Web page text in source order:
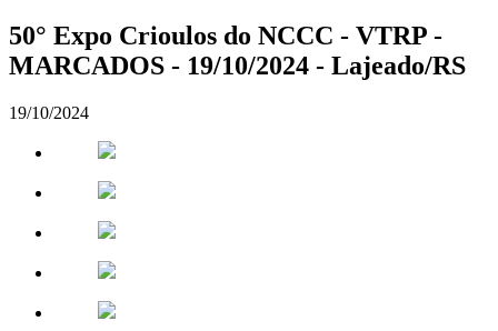
50° Expo Crioulos do NCCC - VTRP -
MARCADOS - 19/10/2024 - Lajeado/RS
19/10/2024